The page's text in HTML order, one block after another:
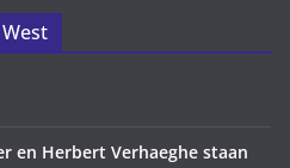
en Herbert Verhaeghe staan